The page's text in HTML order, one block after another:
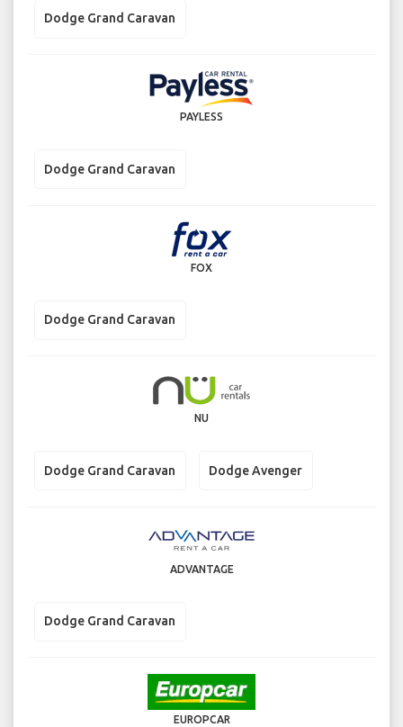
Dodge Grand Caravan
PAYLESS
Dodge Grand Caravan
FOX
Dodge Grand Caravan
NU
Dodge Grand Caravan Dodge Avenger
ADVANTAGE
Dodge Grand Caravan
EUROPCAR